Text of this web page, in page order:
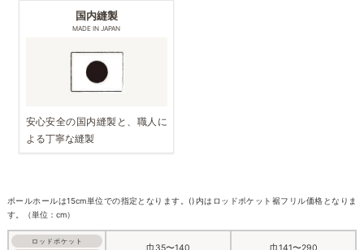
国内縫製
MADE IN JAPAN
安心安全の国内縫製と、職人に
よる丁寧な縫製
ポールホールは15cm単位での指定となります。()内はロッドポケット裾フリル価格となりま
す。（単位：cm）
ロッドポケット